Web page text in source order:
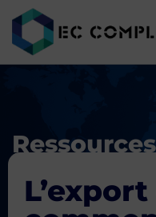
Ressources